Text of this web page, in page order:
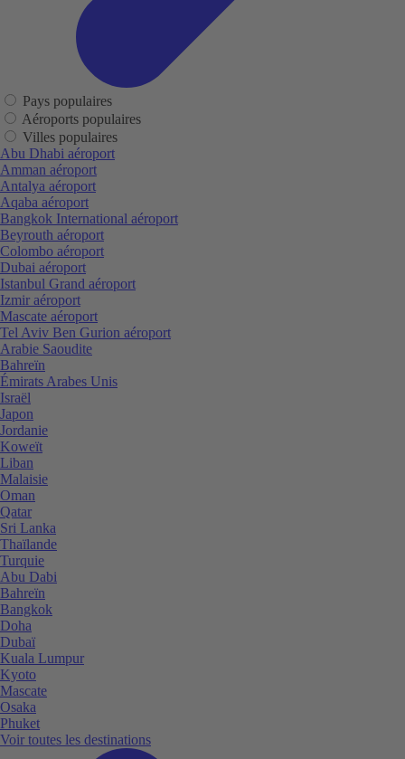
Pays populaires
Aéroports populaires
Villes populaires
Abu Dhabi aéroport
Amman aéroport
Antalya aéroport
Aqaba aéroport
Bangkok International aéroport
Beyrouth aéroport
Colombo aéroport
Dubai aéroport
Istanbul Grand aéroport
Izmir aéroport
Mascate aéroport
Tel Aviv Ben Gurion aéroport
Arabie Saoudite
Bahreïn
Émirats Arabes Unis
Israël
Japon
Jordanie
Koweït
Liban
Malaisie
Oman
Qatar
Sri Lanka
Thaïlande
Turquie
Abu Dabi
Bahreïn
Bangkok
Doha
Dubaï
Kuala Lumpur
Kyoto
Mascate
Osaka
Phuket
Voir toutes les destinations